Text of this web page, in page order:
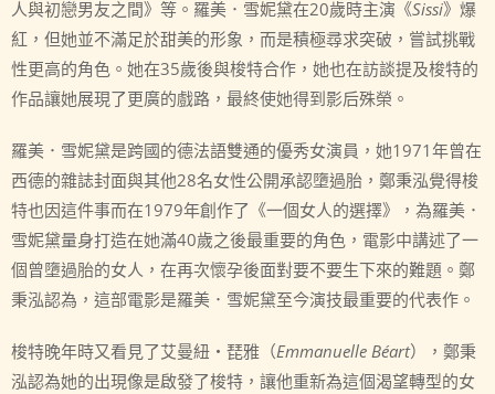
人與初戀男友之間》等。羅美．雪妮黛在20歲時主演《Sissi》爆
紅，但她並不滿足於甜美的形象，而是積極尋求突破，嘗試挑戰
性更高的角色。她在35歲後與梭特合作，她也在訪談提及梭特的
作品讓她展現了更廣的戲路，最終使她得到影后殊榮。
羅美．雪妮黛是跨國的德法語雙通的優秀女演員，她1971年曾在
西德的雜誌封面與其他28名女性公開承認墮過胎，鄭秉泓覺得梭
特也因這件事而在1979年創作了《一個女人的選擇》，為羅美．
雪妮黛量身打造在她滿40歲之後最重要的角色，電影中講述了一
個曾墮過胎的女人，在再次懷孕後面對要不要生下來的難題。鄭
秉泓認為，這部電影是羅美．雪妮黛至今演技最重要的代表作。
梭特晚年時又看見了艾曼紐・琵雅（Emmanuelle Béart），鄭秉
泓認為她的出現像是啟發了梭特，讓他重新為這個渴望轉型的女